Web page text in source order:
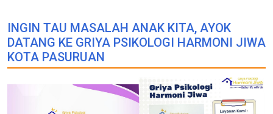
INGIN TAU MASALAH ANAK KITA, AYOK
DATANG KE GRIYA PSIKOLOGI HARMONI JIWA
KOTA PASURUAN